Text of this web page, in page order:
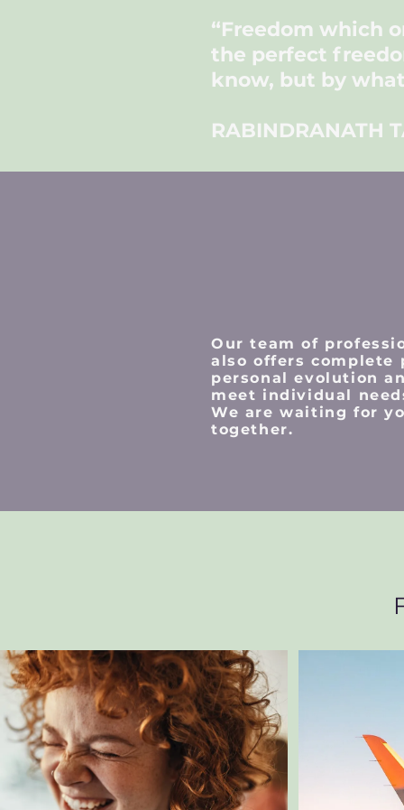
“Freedom which
the perfect
know, but by
RABINDRANATH
Our team of
also offers complete
personal evolution
meet individual
We are waiting for
together.